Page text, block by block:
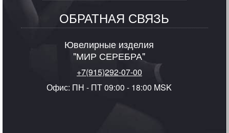
ОБРАТНАЯ СВЯЗЬ
Ювелирные изделия
"МИР СЕРЕБРА"
+7(915)292-07-00
Офис: ПН - ПТ 09:00 - 18:00 MSK